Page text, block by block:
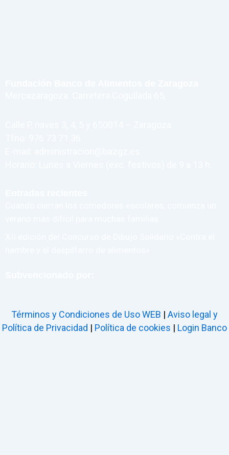
Términos y Condiciones de Uso WEB | Aviso legal y
Política de Privacidad | Política de cookies | Login Banco